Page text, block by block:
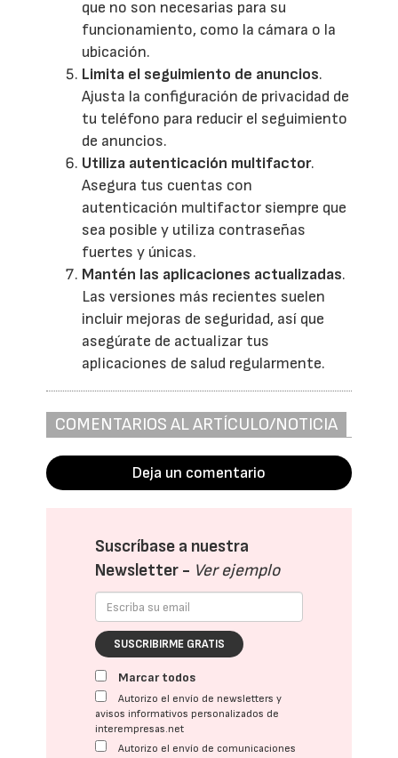
que no son necesarias para su
funcionamiento, como la cámara o la
ubicación.
Limita el seguimiento de anuncios.
Ajusta la configuración de privacidad de
tu teléfono para reducir el seguimiento
de anuncios.
Utiliza autenticación multifactor.
Asegura tus cuentas con
autenticación multifactor siempre que
sea posible y utiliza contraseñas
fuertes y únicas.
Mantén las aplicaciones actualizadas.
Las versiones más recientes suelen
incluir mejoras de seguridad, así que
asegúrate de actualizar tus
aplicaciones de salud regularmente.
COMENTARIOS AL ARTÍCULO/NOTICIA
Deja un comentario
Suscríbase a nuestra
Newsletter - Ver ejemplo
SUSCRIBIRME GRATIS
Marcar todos
Autorizo el envío de newsletters y
avisos informativos personalizados de
interempresas.net
Autorizo el envío de comunicaciones